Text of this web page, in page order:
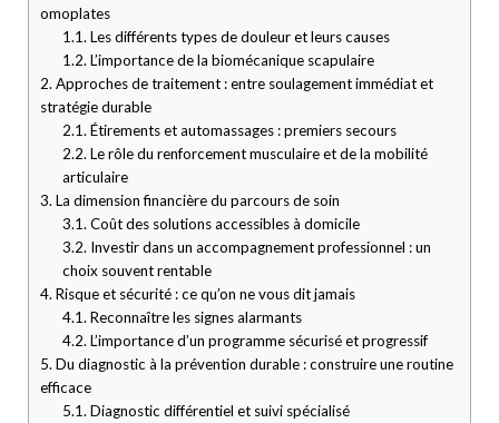
omoplates
1.1. Les différents types de douleur et leurs causes
1.2. L’importance de la biomécanique scapulaire
2. Approches de traitement : entre soulagement immédiat et
stratégie durable
2.1. Étirements et automassages : premiers secours
2.2. Le rôle du renforcement musculaire et de la mobilité
articulaire
3. La dimension financière du parcours de soin
3.1. Coût des solutions accessibles à domicile
3.2. Investir dans un accompagnement professionnel : un
choix souvent rentable
4. Risque et sécurité : ce qu’on ne vous dit jamais
4.1. Reconnaître les signes alarmants
4.2. L’importance d’un programme sécurisé et progressif
5. Du diagnostic à la prévention durable : construire une routine
efficace
5.1. Diagnostic différentiel et suivi spécialisé